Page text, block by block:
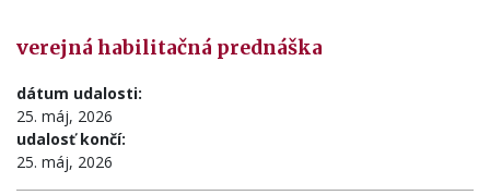
verejná habilitačná prednáška
dátum udalosti:
25. máj, 2026
udalosť končí:
25. máj, 2026